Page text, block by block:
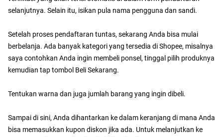
selanjutnya. Selain itu, isikan pula nama pengguna dan sandi.
Setelah proses pendaftaran tuntas, sekarang Anda bisa mulai
berbelanja. Ada banyak kategori yang tersedia di Shopee, misalnya
saya contohkan Anda ingin membeli ponsel, tinggal pilih produknya
kemudian tap tombol Beli Sekarang.
Tentukan warna dan juga jumlah barang yang ingin dibeli.
Sampai di sini, Anda dihantarkan ke dalam keranjang di mana Anda
bisa memasukkan kupon diskon jika ada. Untuk melanjutkan ke